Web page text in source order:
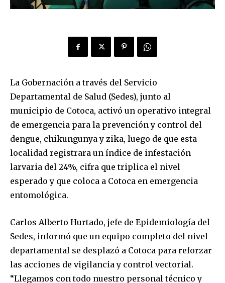
La Gobernación a través del Servicio
Departamental de Salud (Sedes), junto al
municipio de Cotoca, activó un operativo integral
de emergencia para la prevención y control del
dengue, chikungunya y zika, luego de que esta
localidad registrara un índice de infestación
larvaria del 24%, cifra que triplica el nivel
esperado y que coloca a Cotoca en emergencia
entomológica.
Carlos Alberto Hurtado, jefe de Epidemiología del
Sedes, informó que un equipo completo del nivel
departamental se desplazó a Cotoca para reforzar
las acciones de vigilancia y control vectorial.
“Llegamos con todo nuestro personal técnico y